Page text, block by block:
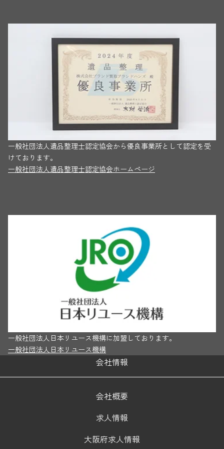
一般社団法人遺品整理士認定協会から優良事業所として認定を受
けております。
一般社団法人遺品整理士認定協会ホームページ
一般社団法人日本リユース機構に加盟しております。
一般社団法人日本リユース機構
会社情報
会社概要
求人情報
大阪府求人情報